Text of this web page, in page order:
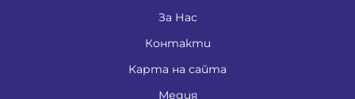
За Нас
Контакти
Карта на сайта
Медия